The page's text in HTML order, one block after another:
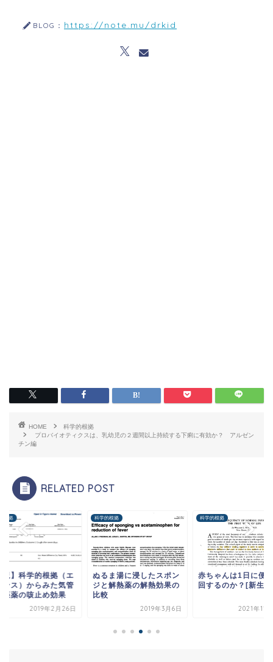
BLOG： https://note.mu/drkid
HOME
科学的根拠
プロバイオティクスは、乳幼児の２週間以上持続する下痢に有効か？ アルゼン
チン編
RELATED POST
根拠
児】科学的根拠（エ
ンス）からみた気管
張薬の咳止め効果
2019年2月26日
科学的根拠
ぬるま湯に浸したスポン
ジと解熱薬の解熱効果の
比較
2019年3月6日
科学的根拠
赤ちゃんは1日に便
回するのか？[新生
2021年11